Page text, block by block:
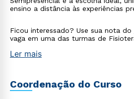
ensino a distância às experiências
Ficou interessado? Use sua nota do
vaga em uma das turmas de
Ler mais
Coordenação do Curso
ou
Estou de acordo com aPolítica de